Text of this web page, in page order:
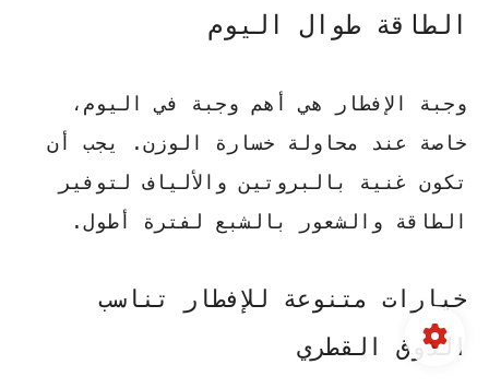
الطاقة طوال اليوم
وجبة الإفطار هي أهم وجبة في اليوم،
خاصة عند محاولة خسارة الوزن. يجب أن
تكون غنية بالبروتين والألياف لتوفير
الطاقة والشعور بالشبع لفترة أطول.
خيارات متنوعة للإفطار تناسب
الذوق القطري